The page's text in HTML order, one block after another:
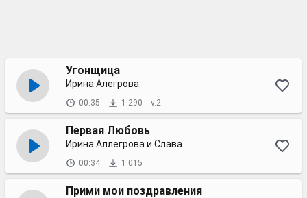
Угонщица
Ирина Алегрова
00:35 1 290 v.2
Первая Любовь
Ирина Аллегрова и Слава
00:34 1 015
Прими мои поздравления